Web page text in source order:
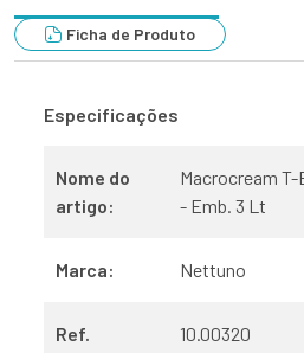
Ficha de Produto
Especificações
Nome do
artigo:
Macrocream
- Emb. 3 Lt
Marca: Nettuno
Ref. 10.00320